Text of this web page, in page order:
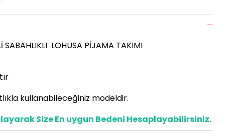
SABAHLIKLI LOHUSA PİJAMA TAKIMI
kullanabileceğiniz modeldir.
Size En uygun Bedeni Hesaplayabilirsiniz.